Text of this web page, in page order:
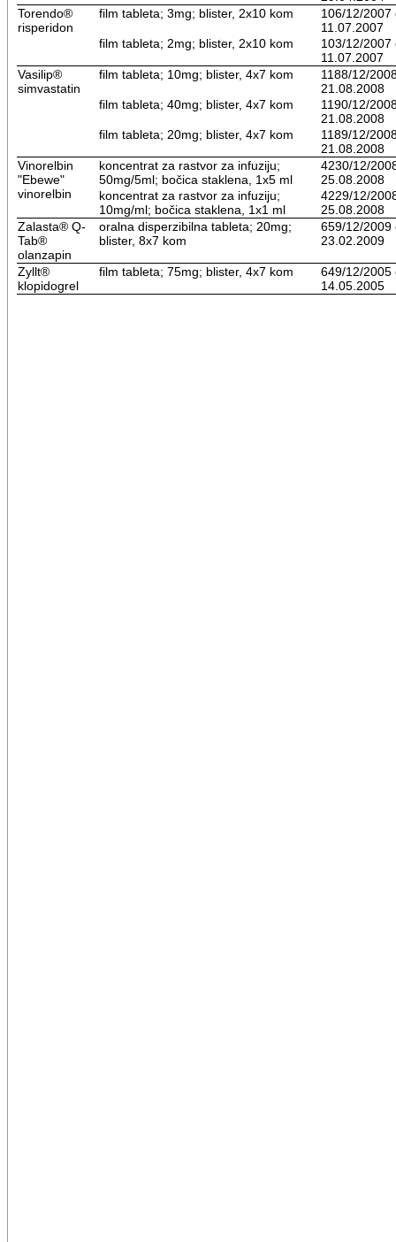
Torendo®
risperidon
film tableta; 3mg; blister, 2x10 kom
106/12/2007
11.07.2007
film tableta; 2mg; blister, 2x10 kom
103/12/2007
11.07.2007
Vasilip®
simvastatin
film tableta; 10mg; blister, 4x7 kom
1188/12/
21.08.2008
film tableta; 40mg; blister, 4x7 kom
1190/12/
21.08.2008
film tableta; 20mg; blister, 4x7 kom
1189/12/
21.08.2008
Vinorelbin
"Ebewe"
vinorelbin
koncentrat za rastvor za infuziju;
50mg/5ml; bočica staklena, 1x5 ml
4230/12/
25.08.2008
koncentrat za rastvor za infuziju;
10mg/ml; bočica staklena, 1x1 ml
4229/12/
25.08.2008
Zalasta® Q-
Tab®
olanzapin
oralna disperzibilna tableta; 20mg;
blister, 8x7 kom
659/12/2009
23.02.2009
Zyllt®
klopidogrel
film tableta; 75mg; blister, 4x7 kom
649/12/2005
14.05.2005